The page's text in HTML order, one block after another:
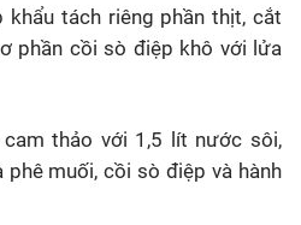
khẩu tách riêng phần thịt, cắt
phần cồi sò điệp khô với lửa
thảo với 1,5 lít nước sôi,
muối, cồi sò điệp và hành